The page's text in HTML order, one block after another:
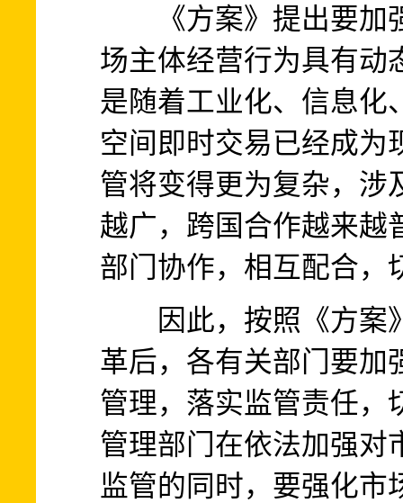
《方案》提出要加
场主体经营行为具有动
是随着工业化、信息化
空间即时交易已经成为
管将变得更为复杂，涉
越广，跨国合作越来越
部门协作，相互配合
因此，按照《方案
革后，各有关部门要加
管理，落实监管责任，
管理部门在依法加强对
监管的同时，要强化市